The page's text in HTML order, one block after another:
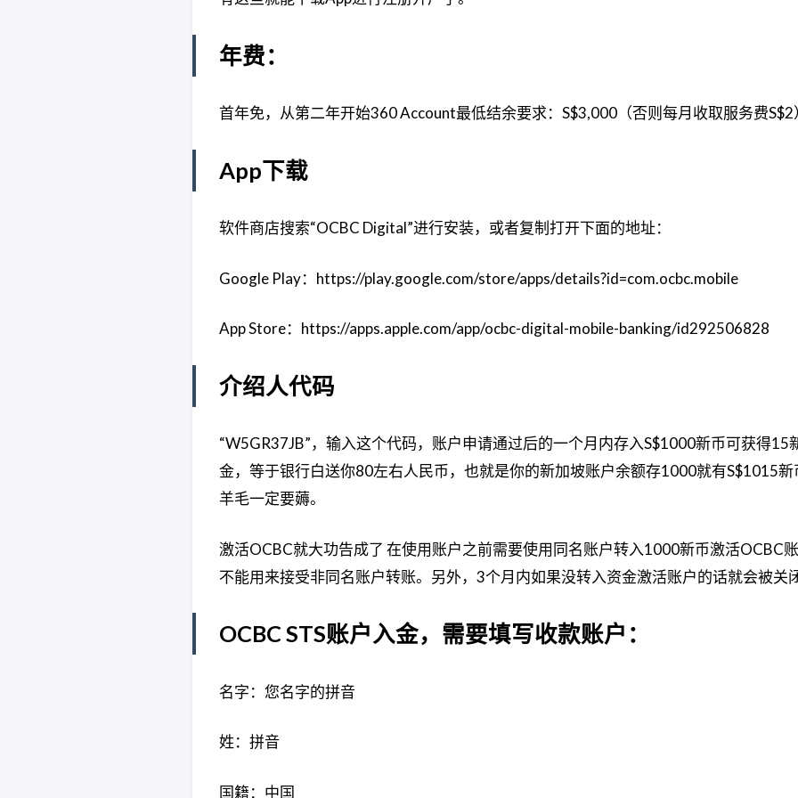
年费：
首年免，从第二年开始360 Account最低结余要求：S$3,000（否则每月收取服务费S$2
App下载
软件商店搜索“OCBC Digital”进行安装，或者复制打开下面的地址：
Google Play：https://play.google.com/store/apps/details?id=com.ocbc.mobile
App Store：https://apps.apple.com/app/ocbc-digital-mobile-banking/id292506828
介绍人代码
“W5GR37JB”，输入这个代码，账户申请通过后的一个月内存入S$1000新币可获得15
金，等于银行白送你80左右人民币，也就是你的新加坡账户余额存1000就有S$1015新
羊毛一定要薅。
激活OCBC就大功告成了 在使用账户之前需要使用同名账户转入1000新币激活OCBC
不能用来接受非同名账户转账。另外，3个月内如果没转入资金激活账户的话就会被关
OCBC STS账户入金，需要填写收款账户：
名字：您名字的拼音
姓：拼音
国籍：中国